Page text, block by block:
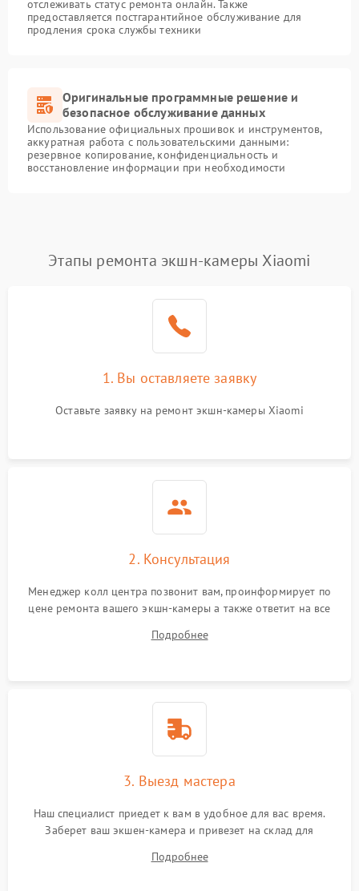
отслеживать статус ремонта онлайн. Также
предоставляется постгарантийное обслуживание для
продления срока службы техники
Оригинальные программные решение и
безопасное обслуживание данных
Использование официальных прошивок и инструментов,
аккуратная работа с пользовательскими данными:
резервное копирование, конфиденциальность и
восстановление информации при необходимости
Этапы ремонта экшн-камеры Xiaomi
1. Вы оставляете заявку
Оставьте заявку на ремонт экшн-камеры Xiaomi
2. Консультация
Менеджер колл центра позвонит вам, проинформирует по
цене ремонта вашего экшн-камеры а также ответит на все
Подробнее
3. Выезд мастера
Наш специалист приедет к вам в удобное для вас время.
Заберет ваш экшен-камера и привезет на склад для
Подробнее